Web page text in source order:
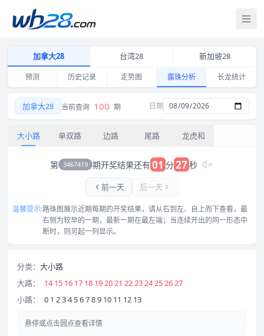
打
加拿大28 台湾28 新加坡28
预测 历史记录 走势图 露珠分析 长龙统计
加拿大28大小路露珠图 2026-08-09 连开与交替记录
加拿大28 当前查询 100 期 日期
大小路 单双路 边路 尾路 龙虎和
第 3467419 期开奖结果还有01 分27 秒
前一天 后一天
温馨提示:路珠图展示近期每期的开奖结果，请从右到左、自上而下查看，最
右侧为较早的一期，最新一期在最左端；当连续开出的同一形态中
断时，则另起一列显示。
分类： 大小路
大路：
14 15 16 17 18 19 20 21 22 23 24 25 26 27
小路：
0 1 2 3 4 5 6 7 8 9 10 11 12 13
悬停或点击圆点查看详情